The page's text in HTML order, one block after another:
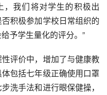
，我们将对学生的积极出
积极参加学校日常组织的
予学生量化的评分。”
评价中，增加了与健康教
包括七年级正确使用口罩
洗手法和进行眼保健操，